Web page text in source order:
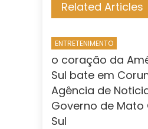
Related Articles
ENTRETENIMENTO
o coração da
Sul bate em
Agência de
Governo de Mato
Sul